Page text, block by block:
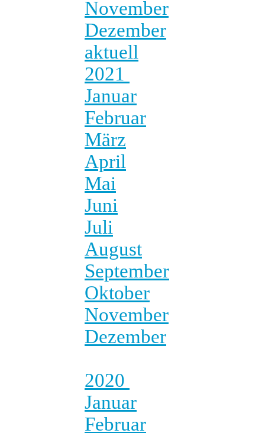
November
Dezember
aktuell
2021
Januar
Februar
März
April
Mai
Juni
Juli
August
September
Oktober
November
Dezember
2020
Januar
Februar